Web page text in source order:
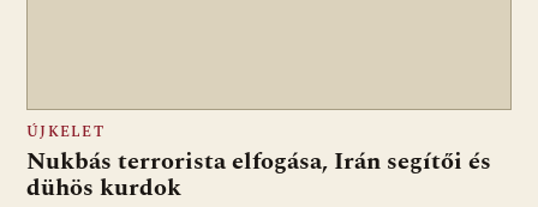
ÚJKELET
Nukbás terrorista elfogása, Irán segítői és
dühös kurdok